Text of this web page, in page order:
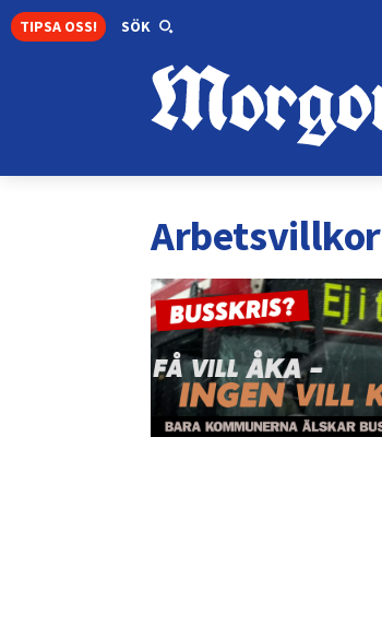
TIPSA OSS! SÖK
Arbetsvillkor